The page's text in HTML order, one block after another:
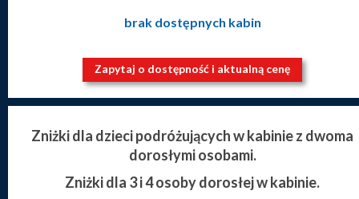
brak dostępnych kabin
Zapytaj o dostępność i aktualną cenę
Zniżki dla dzieci podróżujących w kabinie z dwoma
dorosłymi osobami.
Zniżki dla 3 i 4 osoby dorosłej w kabinie.